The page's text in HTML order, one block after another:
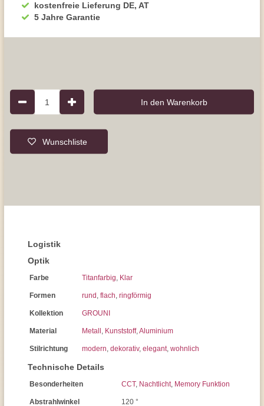
kostenfreie Lieferung DE, AT
5 Jahre Garantie
1 In den Warenkorb
Wunschliste
Logistik
Optik
Farbe Titanfarbig, Klar
Formen rund , flach, ringförmig
Kollektion GROUNI
Material Metall , Kunststoff,Aluminium
Stilrichtung modern, dekorativ, elegant, wohnlich
Technische Details
Besonderheiten CCT, Nachtlicht, Memory Funktion
Abstrahlwinkel 120 °